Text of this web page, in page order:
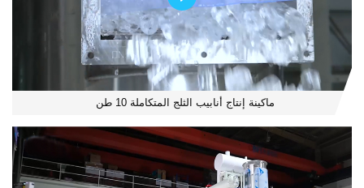
ماكينة إنتاج أنابيب الثلج المتكاملة 10 طن